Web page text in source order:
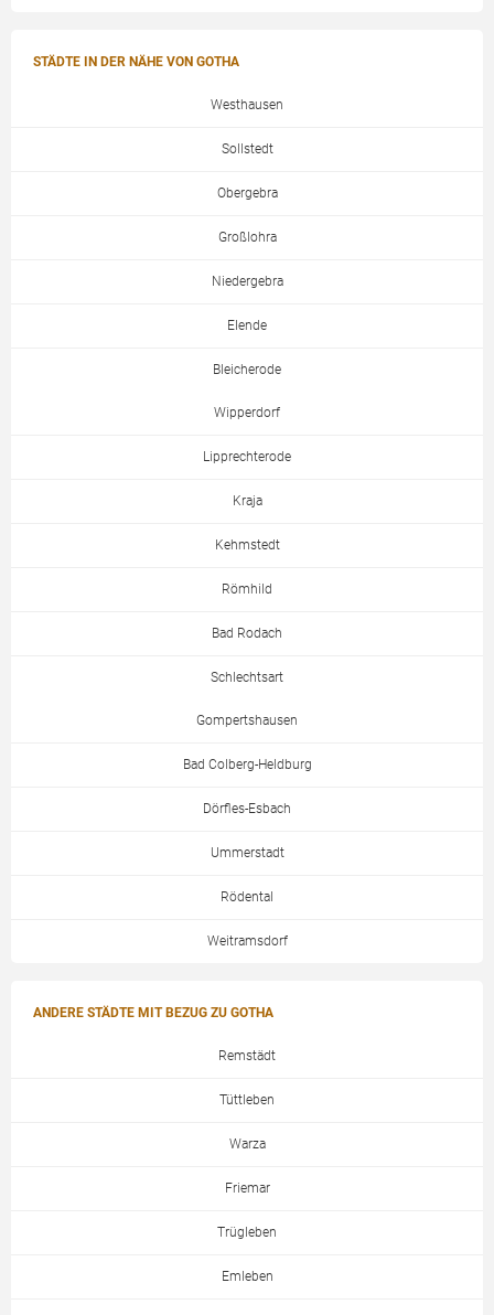
STÄDTE IN DER NÄHE VON GOTHA
Westhausen
Sollstedt
Obergebra
Großlohra
Niedergebra
Elende
Bleicherode
Wipperdorf
Lipprechterode
Kraja
Kehmstedt
Römhild
Bad Rodach
Schlechtsart
Gompertshausen
Bad Colberg-Heldburg
Dörfles-Esbach
Ummerstadt
Rödental
Weitramsdorf
ANDERE STÄDTE MIT BEZUG ZU GOTHA
Remstädt
Tüttleben
Warza
Friemar
Trügleben
Emleben